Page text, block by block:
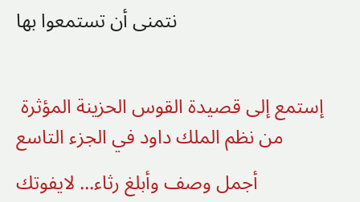
نتمنى أن تستمعوا بها
من نظم الملك داود في الجزء التاسع
أجمل وصف وأبلغ رثاء... لايفوتك